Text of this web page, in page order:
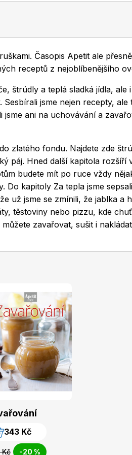
Časopis Apetit ale
receptů z nejoblíbenějšího
štrúdly a teplá sladká jídla,
jsme nejen recepty,
ani na uchovávání a
zlatého fondu. Najdete zde
páj. Hned další kapitola rozšíří
budete mít po ruce vždy
kapitoly Za tepla jsme
už jsme se zmínili, že jablka a
těstoviny nebo pizzu, kde
zavařovat, sušit i
343 Kč
-20 %